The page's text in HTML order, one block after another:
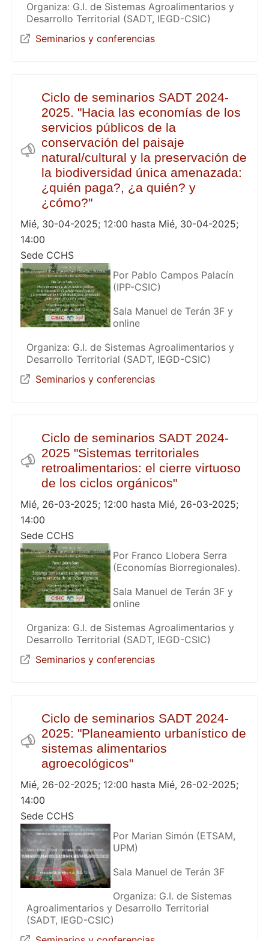
Organiza: G.I. de Sistemas Agroalimentarios y
Desarrollo Territorial (SADT, IEGD-CSIC)
Seminarios y conferencias
Ciclo de seminarios SADT 2024-
2025. "Hacia las economías de los
servicios públicos de la
conservación del paisaje
natural/cultural y la preservación de
la biodiversidad única amenazada:
¿quién paga?, ¿a quién? y
¿cómo?"
Mié, 30-04-2025; 12:00 hasta Mié, 30-04-2025;
14:00
Sede CCHS
Por Pablo Campos Palacín
(IPP-CSIC)
Sala Manuel de Terán 3F y
online
Organiza: G.I. de Sistemas Agroalimentarios y
Desarrollo Territorial (SADT, IEGD-CSIC)
Seminarios y conferencias
Ciclo de seminarios SADT 2024-
2025 "Sistemas territoriales
retroalimentarios: el cierre virtuoso
de los ciclos orgánicos"
Mié, 26-03-2025; 12:00 hasta Mié, 26-03-2025;
14:00
Sede CCHS
Por Franco Llobera Serra
(Economías Biorregionales).
Sala Manuel de Terán 3F y
online
Organiza: G.I. de Sistemas Agroalimentarios y
Desarrollo Territorial (SADT, IEGD-CSIC)
Seminarios y conferencias
Ciclo de seminarios SADT 2024-
2025: "Planeamiento urbanístico de
sistemas alimentarios
agroecológicos"
Mié, 26-02-2025; 12:00 hasta Mié, 26-02-2025;
14:00
Sede CCHS
Por Marian Simón (ETSAM,
UPM)
Sala Manuel de Terán 3F
Organiza: G.I. de Sistemas
Agroalimentarios y Desarrollo Territorial
(SADT, IEGD-CSIC)